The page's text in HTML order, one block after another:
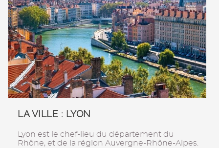
LA VILLE : LYON
Lyon est le chef-lieu du département du
Rhône, et de la région Auvergne-Rhône-Alpes.